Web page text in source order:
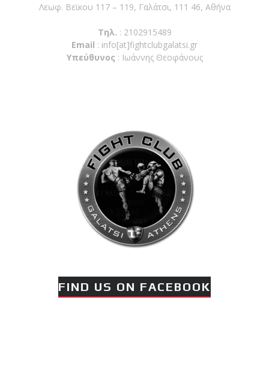
Λεωφ. Βεϊκου 117 – 119, Γαλάτσι, 111 46, Αθήνα
Τηλ. : 2102915489
Email : info[at]fightclubgalatsi.gr
Υπεύθυνος : Ιωάννης Θεοφάνους
FIND US ON FACEBOOK